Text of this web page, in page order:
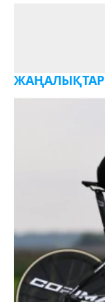
ЖАҢАЛЫҚТАР